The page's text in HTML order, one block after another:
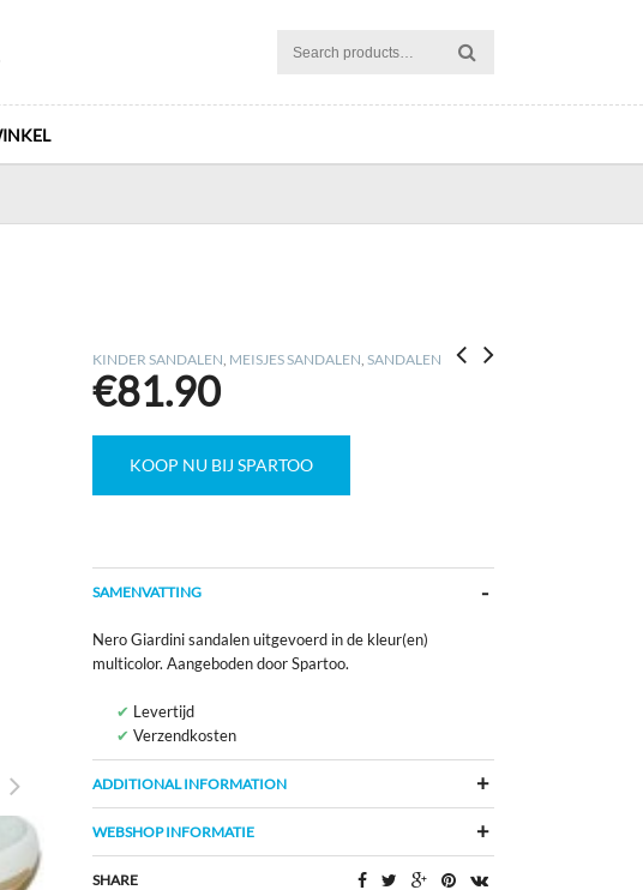
KINDER SANDALEN, MEISJES SANDALEN, SANDALEN
€81.90
KOOP NU BIJ SPARTOO
SAMENVATTING
Nero Giardini sandalen uitgevoerd in de kleur(en)
multicolor. Aangeboden door Spartoo.
Levertijd
Verzendkosten
ADDITIONAL INFORMATION
WEBSHOP INFORMATIE
SHARE